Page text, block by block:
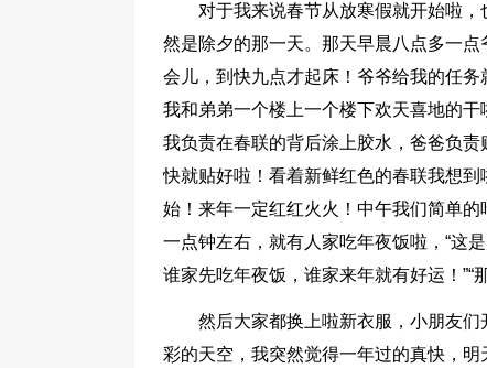
对于我来说春节从放寒假就开始啦
然是除夕的那一天。那天早晨八点多一
会儿，到快九点才起床！爷爷给我的任
我和弟弟一个楼上一个楼下欢天喜地的
我负责在春联的背后涂上胶水，爸爸负
快就贴好啦！看着新鲜红色的春联我想
始！来年一定红红火火！中午我们简单
一点钟左右，就有人家吃年夜饭啦，“这
谁家先吃年夜饭，谁家来年就有好运！”“
然后大家都换上啦新衣服，小朋友
彩的天空，我突然觉得一年过的真快，